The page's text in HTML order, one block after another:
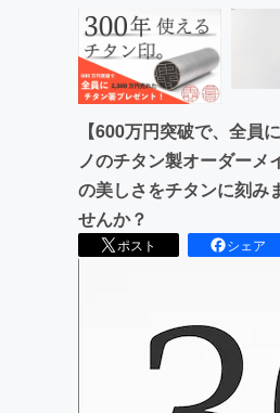
【600万円突破で、全
ノのチタン製オーダーメ
の美しさをチタンに刻み
せんか？
ポスト シェア